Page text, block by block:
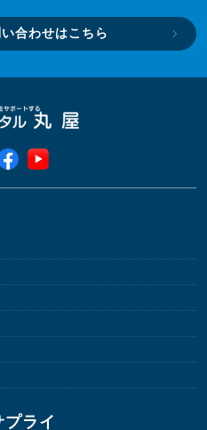
合わせはこちら
ライ